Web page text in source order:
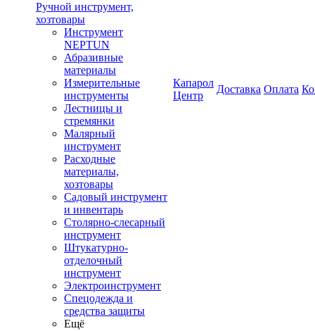
Ручной инструмент,
хозтовары
Инструмент
NEPTUN
Абразивные
материалы
Измерительные
инструменты
Лестницы и
стремянки
Малярный
инструмент
Расходные
материалы,
хозтовары
Садовый инструмент
и инвентарь
Столярно-слесарный
инструмент
Штукатурно-
отделочный
инструмент
Электроинструмент
Спецодежда и
средства защиты
Ещё
Капарол
Центр
Доставка Оплата